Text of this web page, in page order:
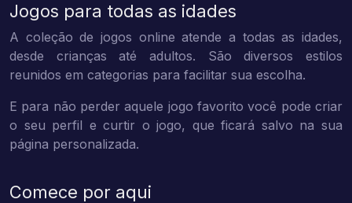
Jogos para todas as idades
A coleção de jogos online atende a todas as idades,
desde crianças até adultos. São diversos estilos
reunidos em categorias para facilitar sua escolha.
E para não perder aquele jogo favorito você pode criar
o seu perfil e curtir o jogo, que ficará salvo na sua
página personalizada.
Comece por aqui